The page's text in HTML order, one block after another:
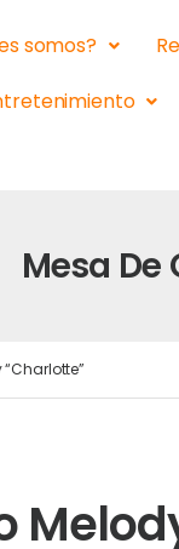
somos?
Mesa De